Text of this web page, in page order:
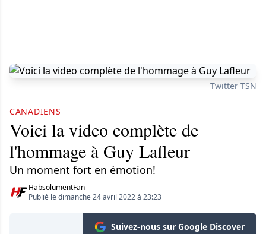
Twitter TSN
CANADIENS
Voici la video complète de
l'hommage à Guy Lafleur
Un moment fort en émotion!
HabsolumentFan
Publié le dimanche 24 avril 2022 à 23:23
Suivez-nous sur Google Discover